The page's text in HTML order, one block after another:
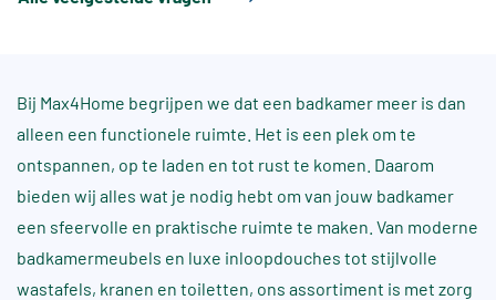
jouw sanitair vakkundig en snel installeren. Je kunt
vakmensen en de langere wachttijd hiervoor.
Bij Max4Home begrijpen we dat een badkamer meer is dan
alleen een functionele ruimte. Het is een plek om te
ontspannen, op te laden en tot rust te komen. Daarom
bieden wij alles wat je nodig hebt om van jouw badkamer
een sfeervolle en praktische ruimte te maken. Van moderne
badkamermeubels en luxe inloopdouches tot stijlvolle
wastafels, kranen en toiletten, ons assortiment is met zorg